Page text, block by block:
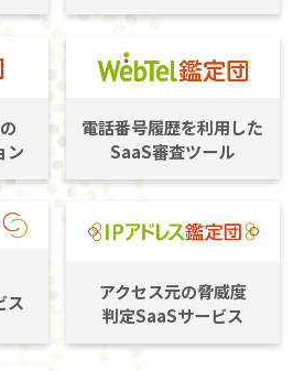
ン
電話番号履歴を利用した
SaaS審査ツール
ス
アクセス元の脅威度
判定SaaSサービス